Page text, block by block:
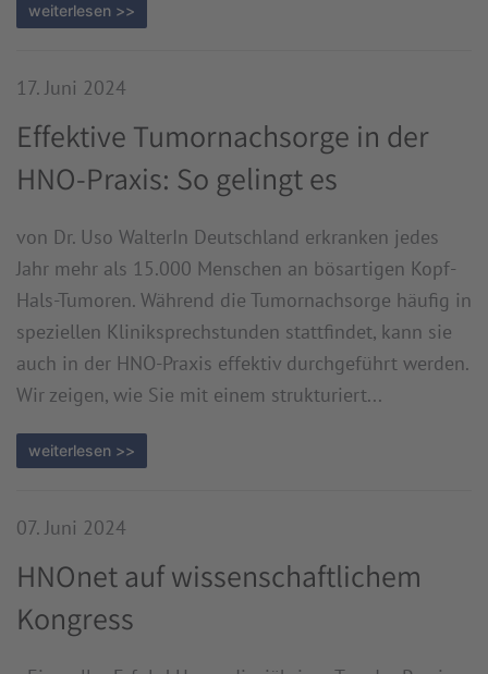
weiterlesen >>
17. Juni 2024
Effektive Tumornachsorge in der
HNO-Praxis: So gelingt es
von Dr. Uso WalterIn Deutschland erkranken jedes
Jahr mehr als 15.000 Menschen an bösartigen Kopf-
Hals-Tumoren. Während die Tumornachsorge häufig in
speziellen Kliniksprechstunden stattfindet, kann sie
auch in der HNO-Praxis effektiv durchgeführt werden.
Wir zeigen, wie Sie mit einem strukturiert...
weiterlesen >>
07. Juni 2024
HNOnet auf wissenschaftlichem
Kongress